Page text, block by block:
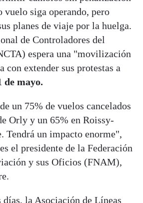
vuelo siga operando, pero
planes de viaje por la huelga.
de Controladores del
espera una "movilización
con extender sus protestas a
de mayo.
un 75% de vuelos cancelados
Orly y un 65% en Roissy-
Tendrá un impacto enorme",
el presidente de la Federación
y sus Oficios (FNAM),
días, la Asociación de Líneas